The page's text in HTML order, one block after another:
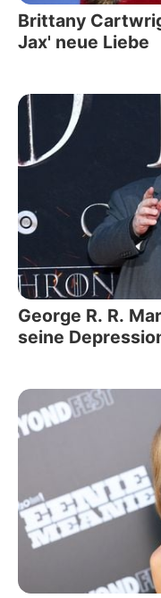
Brittany
Jax' neue Liebe
George R. R.
seine